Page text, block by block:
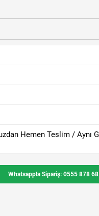
Hemen Teslim / Aynı
Whatsappla Sipariş: 0555 878